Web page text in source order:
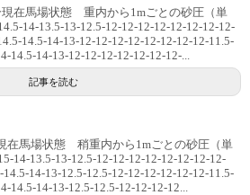
現在馬場状態 重内から1mごとの砂圧（単
14-13.5-13-12.5-12-12-12-12-12-12-12-12-
14.5-14-13-12-12-12-12-12-12-12-12-11.5-
14.5-14-13-12-12-12-12-12-12-12-...
記事を読む
在馬場状態 稍重内から1mごとの砂圧（単
14-13.5-13-12.5-12-12-12-12-12-12-12-12-
14-13-12.5-12.5-12-12-12-12-12-12-11.5-
14.5-14-13-12.5-12.5-12-12-12-12...